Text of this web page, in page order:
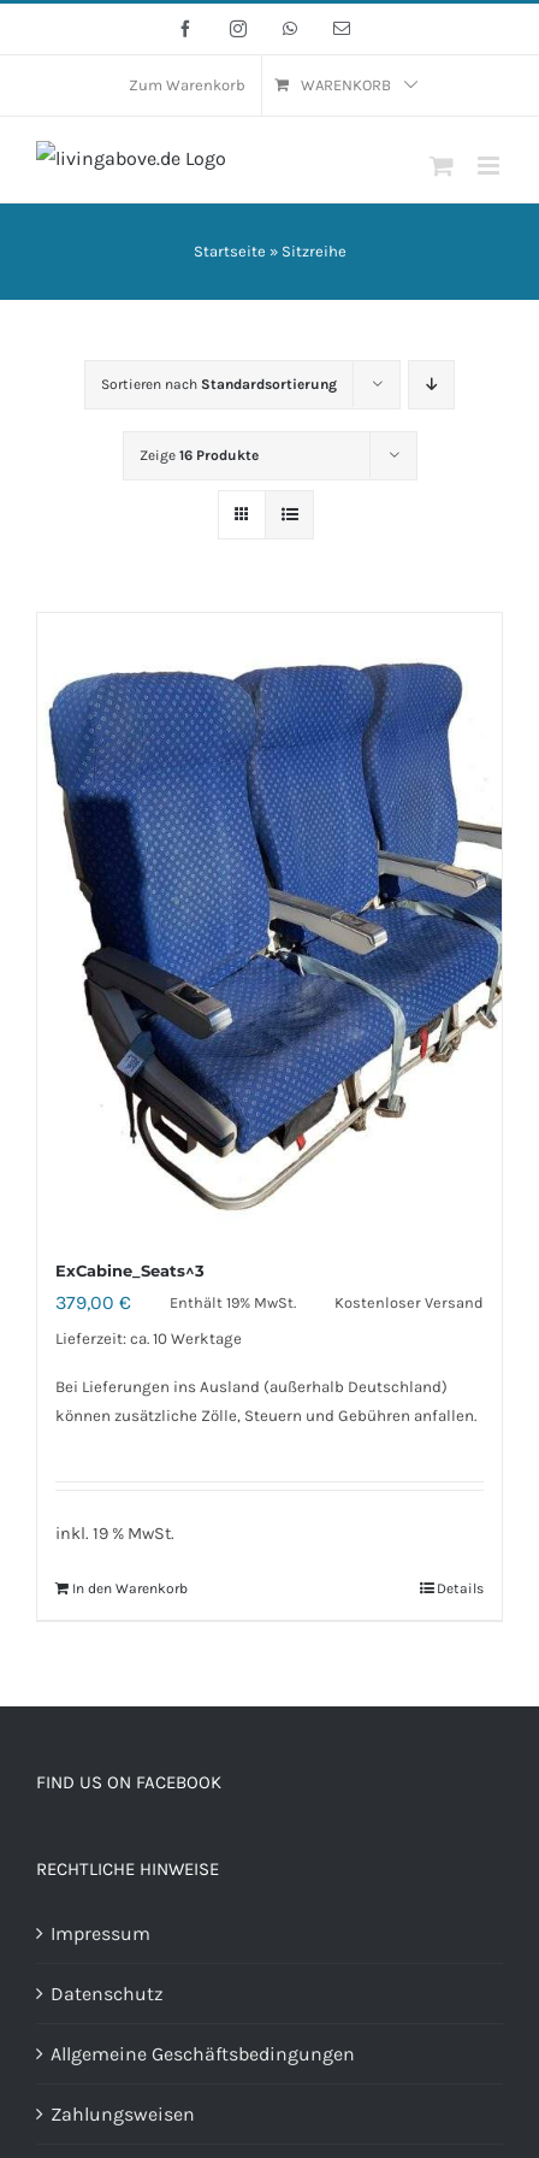
FacebookInstagramWhatsApp
E-
Zum Warenkorb WARENKORB
Startseite » Sitzreihe
Sortieren nach Standardsortierung
Zeige 16 Produkte
ExCabine_Seats^3
379,00 € Enthält 19% MwSt.
Kostenloser Versand
Lieferzeit: ca. 10 Werktage
Bei Lieferungen ins Ausland (außerhalb Deutschland)
können zusätzliche Zölle, Steuern und Gebühren anfallen.
inkl. 19 % MwSt.
In den Warenkorb Details
FIND US ON FACEBOOK
RECHTLICHE HINWEISE
Impressum
Datenschutz
Allgemeine Geschäftsbedingungen
Zahlungsweisen